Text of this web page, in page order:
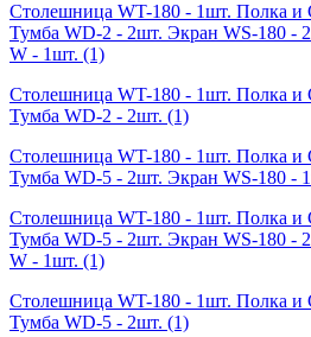
Столешница WT-180 - 1шт. Полка и
Тумба WD-2 - 2шт. Экран WS-180 -
W - 1шт. (1)
Столешница WT-180 - 1шт. Полка и
Тумба WD-2 - 2шт. (1)
Столешница WT-180 - 1шт. Полка и
Тумба WD-5 - 2шт. Экран WS-180 -
Столешница WT-180 - 1шт. Полка и
Тумба WD-5 - 2шт. Экран WS-180 -
W - 1шт. (1)
Столешница WT-180 - 1шт. Полка и
Тумба WD-5 - 2шт. (1)